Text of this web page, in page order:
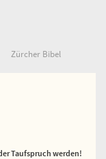
Zürcher Bibel
Taufspruch werden!